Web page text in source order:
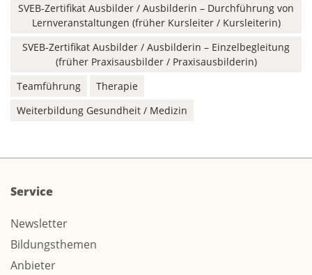
SVEB-Zertifikat Ausbilder / Ausbilderin – Durchführung von
Lernveranstaltungen (früher Kursleiter / Kursleiterin)
SVEB-Zertifikat Ausbilder / Ausbilderin – Einzelbegleitung
(früher Praxisausbilder / Praxisausbilderin)
Teamführung
Therapie
Weiterbildung Gesundheit / Medizin
Service
Newsletter
Bildungsthemen
Anbieter